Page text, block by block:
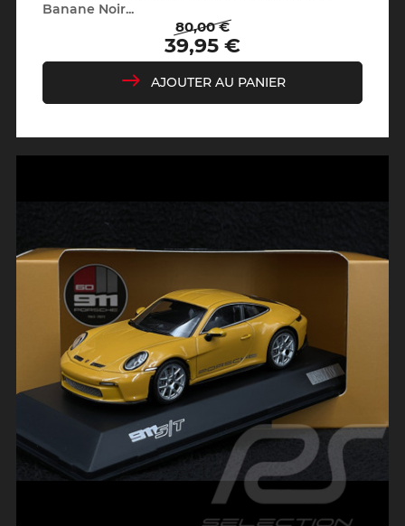
Banane Noir...
Prix
de
base
80,00 €
Prix
39,95 €
AJOUTER AU PANIER